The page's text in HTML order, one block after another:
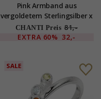
Pink Armband aus
vergoldetem Sterlingsilber x
4,5 mm - Loom Stones
CHANTI Preis 81,-
EXTRA 60% 32,-
SALE